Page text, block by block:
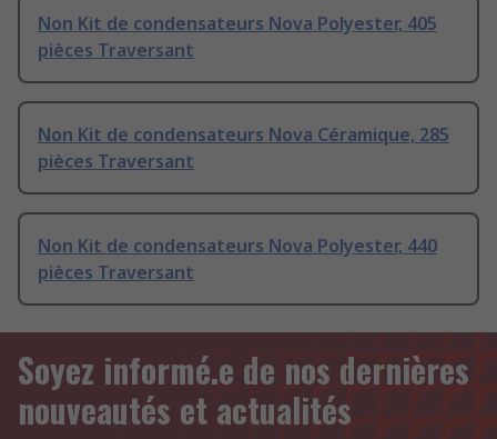
Non Kit de condensateurs Nova Polyester, 405
pièces Traversant
Non Kit de condensateurs Nova Céramique, 285
pièces Traversant
Non Kit de condensateurs Nova Polyester, 440
pièces Traversant
Soyez informé.e de nos dernières
nouveautés et actualités